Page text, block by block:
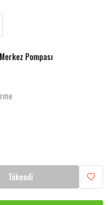
Pompası
Tükendi